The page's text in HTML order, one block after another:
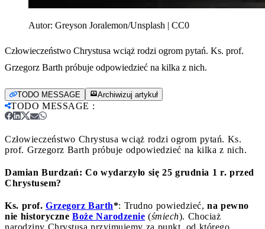
Autor: Greyson Joralemon/Unsplash | CC0
Człowieczeństwo Chrystusa wciąż rodzi ogrom pytań. Ks. prof.
Grzegorz Barth próbuje odpowiedzieć na kilka z nich.
TODO MESSAGE Archiwizuj artykuł
TODO MESSAGE :
Człowieczeństwo Chrystusa wciąż rodzi ogrom pytań. Ks.
prof. Grzegorz Barth próbuje odpowiedzieć na kilka z nich.
Damian Burdzań: Co wydarzyło się 25 grudnia 1 r. przed
Chrystusem?
Ks. prof. Grzegorz Barth*: Trudno powiedzieć, na pewno
nie historyczne Boże Narodzenie (śmiech). Chociaż
narodziny Chrystusa przyjmujemy za punkt, od którego